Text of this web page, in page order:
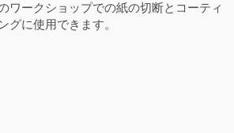
ワークショップでの紙の切断とコーティ
ングに使用できます。